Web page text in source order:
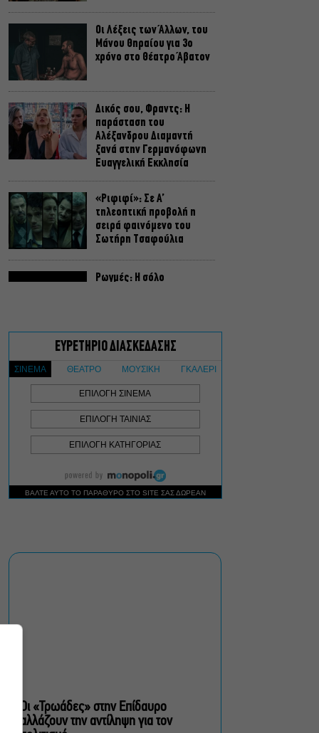
Οι Λέξεις των Άλλων, του
Μάνου Θηραίου για 3ο
χρόνο στο Θέατρο Άβατον
Δικός σου, Φραντς: Η
παράσταση του
Αλέξανδρου Διαμαντή
ξανά στην Γερμανόφωνη
Ευαγγελική Εκκλησία
«Ριφιφί»: Σε Α’
τηλεοπτική προβολή η
σειρά φαινόμενο του
Σωτήρη Τσαφούλια
Ρωγμές: Η σόλο
Δημοτικό Θέατρο Πειραιά
Τόσο Όσο: Η stand-up
comedy των Φουντούλη-
Σπηλιόπουλου στην
Ταράτσα του Λαμπέτη
Μιρέλα Πάχου – Αδάμ
ντουέτα του ελληνικού
σινεμά στην Ταράτσα του
Λαμπέτη
Η συναυλιακή σεζόν
Οι «Τρωάδες» στην Επίδαυρο
αλλάζουν την αντίληψη για τον